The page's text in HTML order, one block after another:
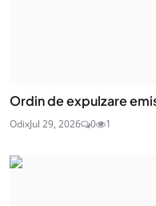
Ordin de expulzare
OdixJul 29, 2026 0 1